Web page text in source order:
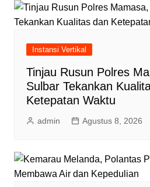
Instansi Vertikal
Tinjau Rusun Polres
Sulbar Tekankan
Ketepatan Waktu
admin Agustus 8, 2026